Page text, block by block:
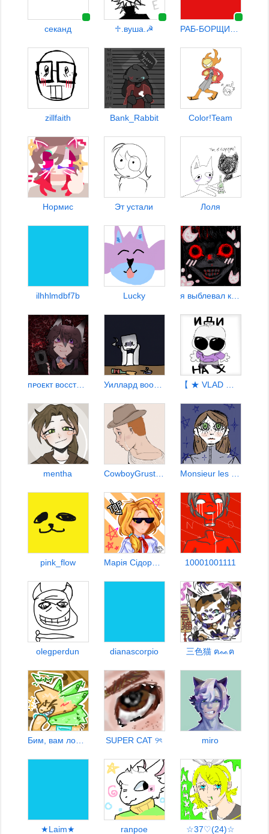
секанд ♱︎.вуша.☭
zillfaith Bank_Rabbit Color!Team
Нормис Эт устали Лоля
ilhhlmdbf7b Lucky
пᴘоᴇкт восстαния своҕоды
mentha
pink_flow 10001001111
olegperdun dianascorpio 三色猫 ฅᨐฅ
SUPER CAT ୨ৎ miro
★Laim★ ranpoe ☆37♡(24)☆